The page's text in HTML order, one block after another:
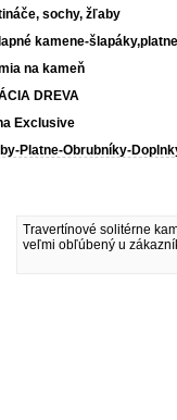
sochy, žľaby
kamene-šlapáky,platne
na kameň
DREVA
Exclusive
Platne-Obrubníky-
Travertínové solitérne
veľmi obľúbený u